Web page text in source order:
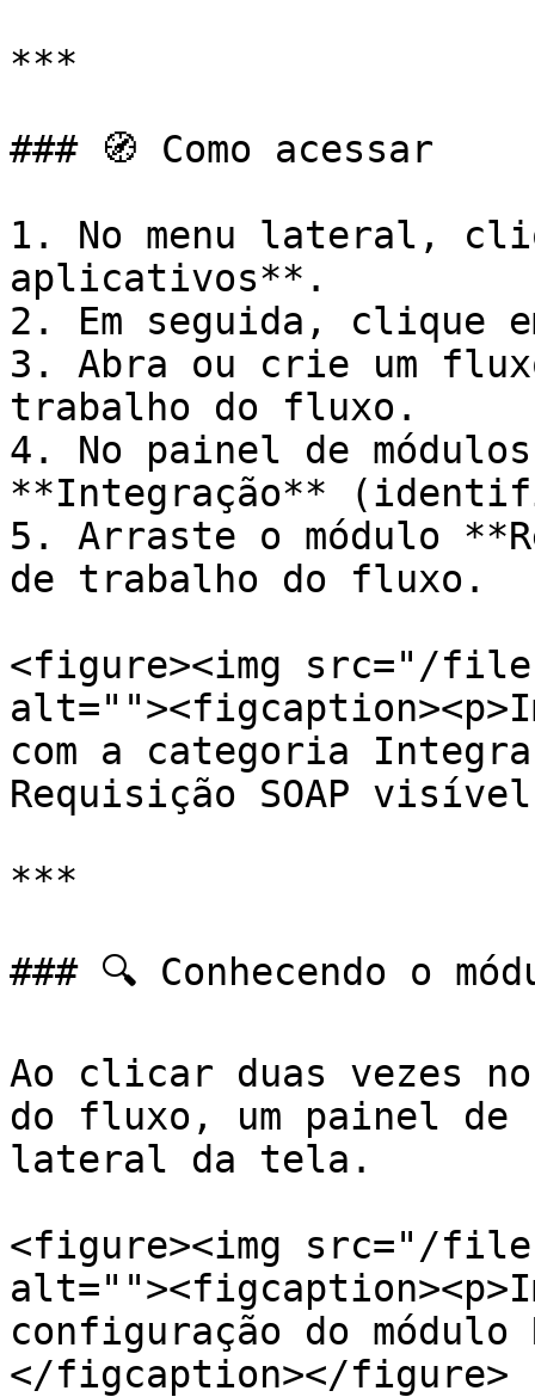
***
### 🧭 Como acessar
1. No menu lateral,
aplicativos**.
2. Em seguida, clique
3. Abra ou crie um
trabalho do fluxo.
4. No painel de
**Integração**
5. Arraste o módulo
de trabalho do fluxo.
<figure><img src="/
com a categoria
Requisição SOAP
***
### 🔍 Conhecendo o
Ao clicar duas vezes
do fluxo, um painel de
lateral da tela.
<figure><img src="/
configuração do módulo
</figcaption></figure>